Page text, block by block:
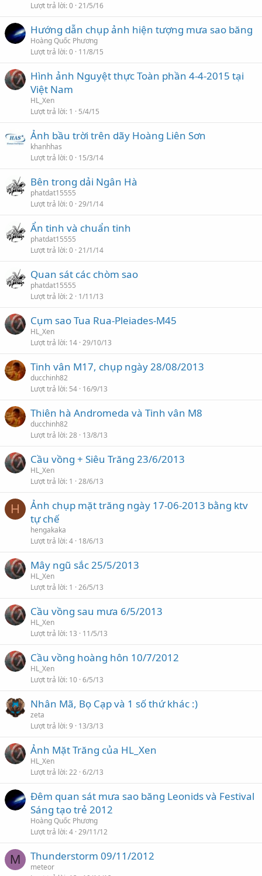
Lượt trả lời 0 21/5/16
Hướng dẫn chụp ảnh hiện tượng mưa sao băng
Hoàng Quốc Phương
Lượt trả lời 0 11/8/15
Hình ảnh Nguyệt thực Toàn phần 4-4-2015 tại
Việt Nam
HL_Xen
Lượt trả lời 1 5/4/15
Ảnh bầu trời trên dãy Hoàng Liên Sơn
khanhhas
Lượt trả lời 0 15/3/14
Bên trong dải Ngân Hà
phatdat15555
Lượt trả lời 0 29/1/14
Ẩn tinh và chuẩn tinh
phatdat15555
Lượt trả lời 0 21/1/14
Quan sát các chòm sao
phatdat15555
Lượt trả lời 2 1/11/13
Cụm sao Tua Rua-Pleiades-M45
HL_Xen
Lượt trả lời 14 29/10/13
Tinh vân M17, chụp ngày 28/08/2013
ducchinh82
Lượt trả lời 54 16/9/13
Thiên hà Andromeda và Tinh vân M8
ducchinh82
Lượt trả lời 28 13/8/13
Cầu vồng + Siêu Trăng 23/6/2013
HL_Xen
Lượt trả lời 1 28/6/13
H
Ảnh chụp mặt trăng ngày 17-06-2013 bằng ktv
tự chế
hengakaka
Lượt trả lời 4 18/6/13
Mây ngũ sắc 25/5/2013
HL_Xen
Lượt trả lời 1 26/5/13
Cầu vồng sau mưa 6/5/2013
HL_Xen
Lượt trả lời 13 11/5/13
Cầu vồng hoàng hôn 10/7/2012
HL_Xen
Lượt trả lời 10 6/5/13
Nhân Mã, Bọ Cạp và 1 số thứ khác :)
zeta
Lượt trả lời 9 13/3/13
Ảnh Mặt Trăng của HL_Xen
HL_Xen
Lượt trả lời 22 6/2/13
Đêm quan sát mưa sao băng Leonids và Festival
Sáng tạo trẻ 2012
Hoàng Quốc Phương
Lượt trả lời 4 29/11/12
M Thunderstorm 09/11/2012
meteor